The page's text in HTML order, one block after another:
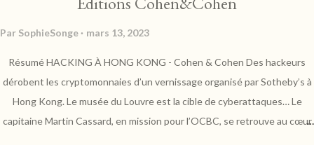
Par SophieSonge mars 13, 2023
Résumé HACKING À HONG KONG - Cohen & Cohen Des hackeurs
dérobent les cryptomonnaies d’un vernissage organisé par Sotheby’s à
Hong Kong. Le musée du Louvre est la cible de cyberattaques… Le
capitaine Martin Cassard, en mission pour l’OCBC, se retrouve au cœur